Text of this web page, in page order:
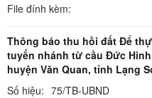
File đính kèm:
Thông báo thu hồi đất Để
tuyến nhánh từ cầu Đức
huyện Văn Quan, tỉnh Lạng
Số hiệu: 75/TB-UBND